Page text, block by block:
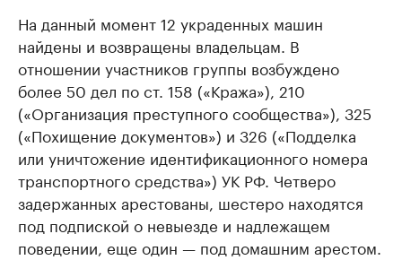
На данный момент 12 украденных машин
найдены и возвращены владельцам. В
отношении участников группы возбуждено
более 50 дел по ст. 158 («Кража»), 210
(«Организация преступного сообщества»), 325
(«Похищение документов») и 326 («Подделка
или уничтожение идентификационного номера
транспортного средства») УК РФ. Четверо
задержанных арестованы, шестеро находятся
под подпиской о невыезде и надлежащем
поведении, еще один — под домашним арестом.